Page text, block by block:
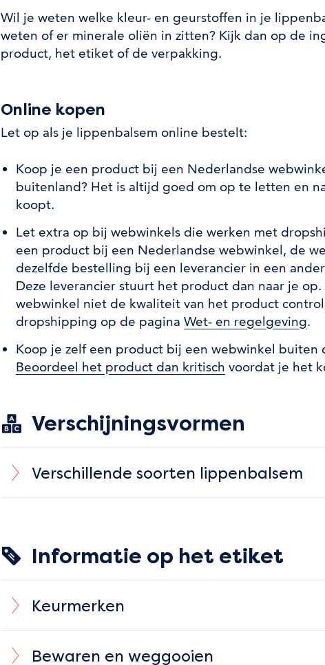
Wil je weten welke kleur- en geurstoffen in je
weten of er minerale oliën in zitten? Kijk dan op de
product, het etiket of de verpakking.
Online kopen
Let op als je lippenbalsem online bestelt:
Koop je een product bij een Nederlandse
buitenland? Het is altijd goed om op te letten en
koopt.
Let extra op bij webwinkels die werken met
een product bij een Nederlandse webwinkel, de
dezelfde bestelling bij een leverancier in een
Deze leverancier stuurt het product dan naar je
webwinkel niet de kwaliteit van het product
dropshipping op de pagina Wet- en regelgeving.
Koop je zelf een product bij een webwinkel buiten
Beoordeel het product dan kritisch voordat je het
Verschijningsvormen
Verschillende soorten lippenbalsem
Informatie op het etiket
Keurmerken
Bewaren en weggooien